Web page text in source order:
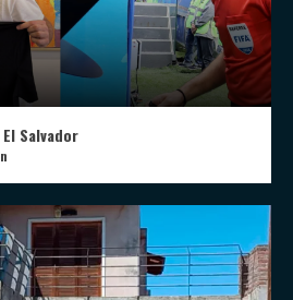
El Salvador